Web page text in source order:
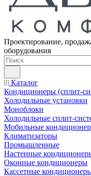
Проектирование,
оборудования
Каталог
Кондиционеры (сплит-
Холодильные установки
Моноблоки
Холодильные сплит-
Мобильные
Климатизаторы
Промышленные
Настенные
Оконные кондиционеры
Кассетные